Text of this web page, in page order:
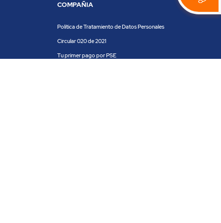
COMPAÑIA
Política de Tratamiento de Datos Personales
Circular 020 de 2021
Tu primer pago por PSE